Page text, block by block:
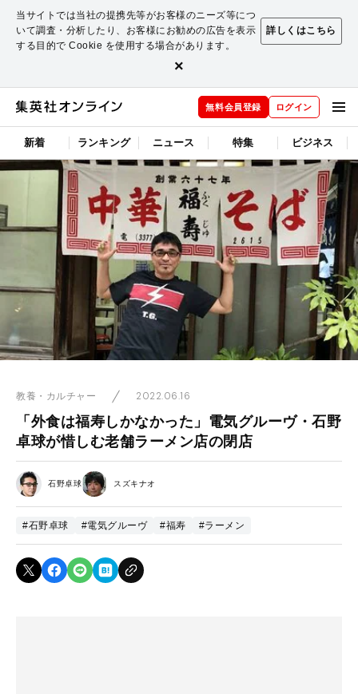
当サイトでは当社の提携先等がお客様のニーズ等につ
いて調査・分析したり、お客様にお勧めの広告を表示
する目的で Cookie を使用する場合があります。
詳しくはこちら
×
無料会員登録 ログイン
新着 ランキング ニュース 特集 ビジネス
教養・カルチャー 2022.06.16
「外食は福寿しかなかった」電気グルーヴ・石野
卓球が惜しむ老舗ラーメン店の閉店
石野卓球 スズキナオ
#石野卓球 #電気グルーヴ #福寿 #ラーメン